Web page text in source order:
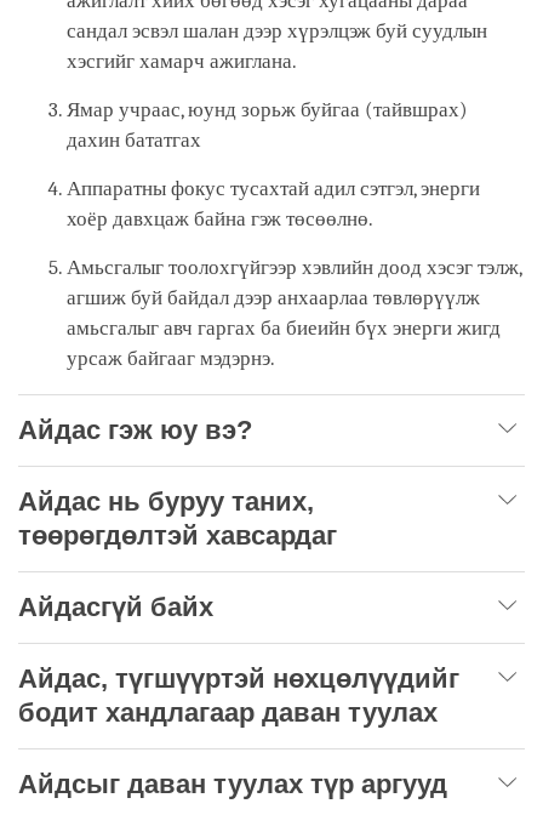
сандал эсвэл шалан дээр хүрэлцэж буй суудлын
хэсгийг хамарч ажиглана.
Ямар учраас, юунд зорьж буйгаа (тайвшрах)
дахин бататгах
Аппаратны фокус тусахтай адил сэтгэл, энерги
хоёр давхцаж байна гэж төсөөлнө.
Амьсгалыг тоолохгүйгээр хэвлийн доод хэсэг тэлж,
агшиж буй байдал дээр анхаарлаа төвлөрүүлж
амьсгалыг авч гаргах ба биеийн бүх энерги жигд
урсаж байгааг мэдэрнэ.
Айдас гэж юу вэ?
Айдас нь буруу таних,
төөрөгдөлтэй хавсардаг
Айдасгүй байх
Айдас, түгшүүртэй нөхцөлүүдийг
бодит хандлагаар даван туулах
Айдсыг даван туулах түр аргууд